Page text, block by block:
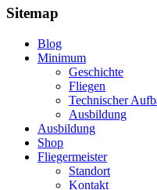
Sitemap
Blog
Minimum
Geschichte
Fliegen
Technischer
Ausbildung
Ausbildung
Shop
Fliegermeister
Standort
Kontakt